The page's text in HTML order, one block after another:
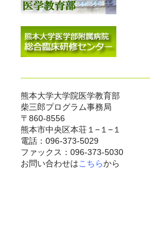
熊本大学大学院医学教育部
柴三郎プログラム事務局
〒860-8556
熊本市中央区本荘１−１−１
電話：096-373-5029
ファックス：096-373-5030
お問い合わせはこちらから